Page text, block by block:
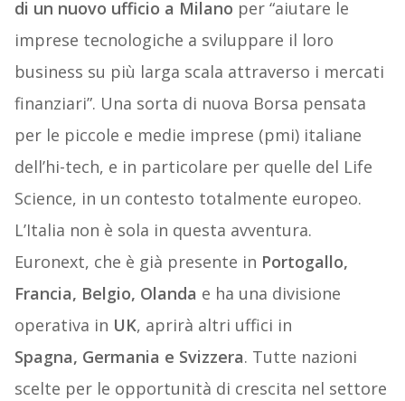
di un nuovo ufficio a Milano per “aiutare le
imprese tecnologiche a sviluppare il loro
business su più larga scala attraverso i mercati
finanziari”. Una sorta di nuova Borsa pensata
per le piccole e medie imprese (pmi) italiane
dell’hi-tech, e in particolare per quelle del Life
Science, in un contesto totalmente europeo.
L’Italia non è sola in questa avventura.
Euronext, che è già presente in Portogallo,
Francia, Belgio, Olanda e ha una divisione
operativa in UK, aprirà altri uffici in
Spagna, Germania e Svizzera. Tutte nazioni
scelte per le opportunità di crescita nel settore